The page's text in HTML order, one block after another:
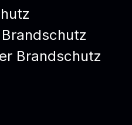
Brandschutz